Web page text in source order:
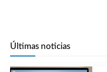
Últimas noticias